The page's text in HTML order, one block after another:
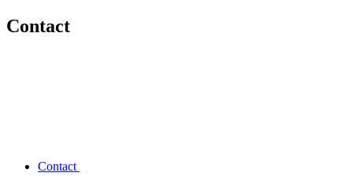
Contact
Contact